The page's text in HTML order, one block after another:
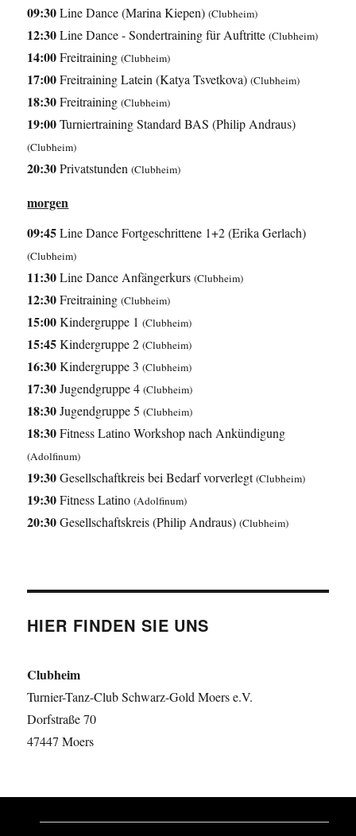
09:30Line Dance (Marina Kiepen)(Clubheim)
12:30Line Dance - Sondertraining für Auftritte(Clubheim)
14:00Freitraining(Clubheim)
17:00Freitraining Latein (Katya Tsvetkova)(Clubheim)
18:30Freitraining(Clubheim)
19:00Turniertraining Standard BAS (Philip Andraus)
(Clubheim)
20:30Privatstunden(Clubheim)
morgen
09:45Line Dance Fortgeschrittene 1+2 (Erika Gerlach)
(Clubheim)
11:30Line Dance Anfängerkurs(Clubheim)
12:30Freitraining(Clubheim)
15:00Kindergruppe 1(Clubheim)
15:45Kindergruppe 2(Clubheim)
16:30Kindergruppe 3(Clubheim)
17:30Jugendgruppe 4(Clubheim)
18:30Jugendgruppe 5(Clubheim)
18:30Fitness Latino Workshop nach Ankündigung
(Adolfinum)
19:30Gesellschaftkreis bei Bedarf vorverlegt(Clubheim)
19:30Fitness Latino(Adolfinum)
20:30Gesellschaftskreis (Philip Andraus)(Clubheim)
HIER FINDEN SIE UNS
Clubheim
Turnier-Tanz-Club Schwarz-Gold Moers e.V.
Dorfstraße 70
47447 Moers